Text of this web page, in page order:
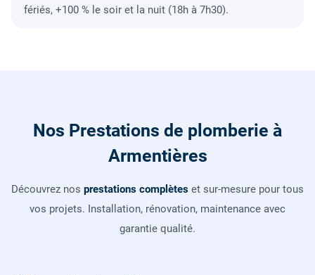
fériés, +100 % le soir et la nuit (18h à 7h30).
Nos Prestations de plomberie à
Armentières
Découvrez nos prestations complètes et sur-mesure pour tous
vos projets. Installation, rénovation, maintenance avec
garantie qualité.